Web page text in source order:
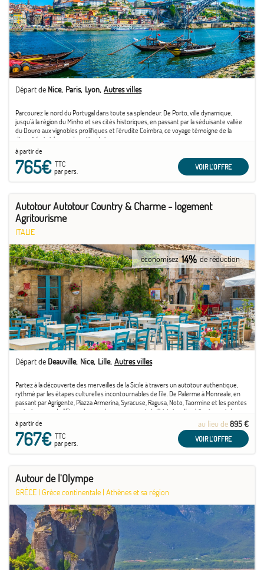
Départ de Nice Paris Lyon Autres villes
Parcourez le nord du Portugal dans toute sa splendeur. De Porto, ville dynamique,
jusqu’à la région du Minho et ses cités historiques, en passant par la séduisante vallée
du Douro aux vignobles prolifiques et l’érudite Coimbra, ce voyage témoigne de la
diversité et richesse de cette région.
à partir de
765€TTC
par pers.
VOIR L'OFFRE
Autotour Autotour Country & Charme - logement
Agritourisme
ITALIE
économisez 14% de réduction
Départ de Deauville Nice Lille Autres villes
Partez à la découverte des merveilles de la Sicile à travers un autotour authentique,
rythmé par les étapes culturelles incontournables de l'île. De Palerme à Monreale, en
passant par Agrigente, Piazza Armerina, Syracuse, Ragusa, Noto, Taormine et les pentes
majestueuses de l'Etna, plongez dans un concentré d'histoire, d'architecture et de ...
à partir de
767€TTC
par pers.
au lieu de895 €
VOIR L'OFFRE
Autour de l'Olympe
GRÈCE | Grèce continentale | Athènes et sa région